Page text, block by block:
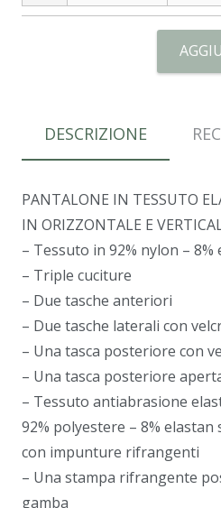
DESCRIZIONE
PANTALONE IN TESSUTO
IN ORIZZONTALE E
– Tessuto in 92% nylon – 8%
– Triple cuciture
– Due tasche anteriori
– Due tasche laterali con
– Una tasca posteriore con
– Una tasca posteriore
– Tessuto antiabrasione
92% polyestere – 8% elastan
con impunture rifrangenti
– Una stampa rifrangente
gamba